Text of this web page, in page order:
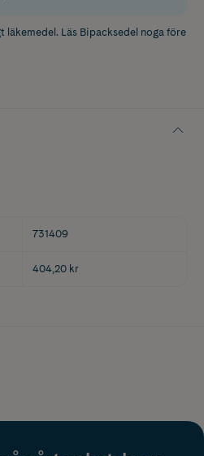
läkemedel. Läs Bipacksedel noga före
731409
404,20 kr